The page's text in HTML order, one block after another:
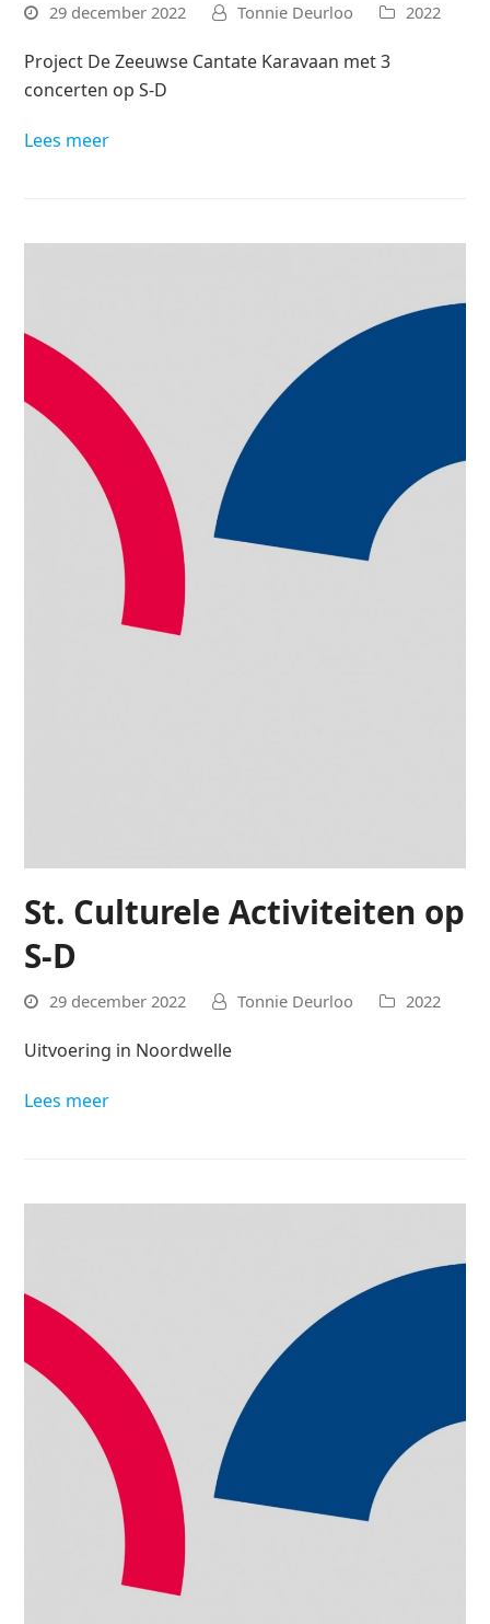
29 december 2022 Tonnie Deurloo 2022
Project De Zeeuwse Cantate Karavaan met 3
concerten op S-D
Lees meer
St. Culturele Activiteiten op
S-D
29 december 2022 Tonnie Deurloo 2022
Uitvoering in Noordwelle
Lees meer